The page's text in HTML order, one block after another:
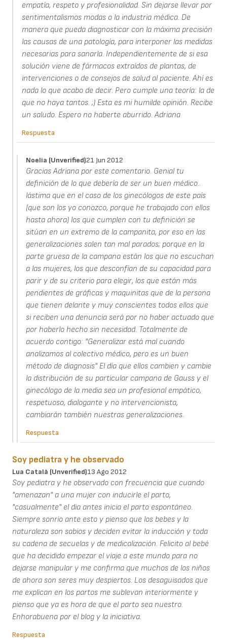
empatía, respeto y profesionalidad. Sin dejarse llevar por
sentimentalismos modas o la industria médica. De
manera que pueda diagnosticar con la máxima precisión
las causas de una patología, para interponer las medidas
necesarias para sanarla. Independientemente de si esa
solución viene de fármacos extraídos de plantas, de
intervenciones o de consejos de salud al paciente. Ahí es
nada lo que acabo de decir. Pero cumple una teoría: la de
que no haya tantos. ;) Esta es mi humilde opinión. Recibe
un saludo. Espero no haberte aburrido. Adriana
Respuesta
Noelia (unverified)21 Jun 2012
Gracias Adriana por este comentario. Genial tu
definición de lo que debería de ser un buen médico..
lástima que en el caso de los ginecólogos de este país
(que son los yo conozco, porque he trabajado con ellos
hasta ahora) los que cumplen con tu definición se
sitúan en un extremo de la campanita, por eso en las
generalizaciones salen tan mal parados; porque en la
parte gruesa de la campana están los que no escuchan
a las mujeres, los que desconfían de su capacidad para
parir y de su criterio para elegir, los que están más
pendientes de gráficas y maquinitas que de la persona
que tienen delante y muy conscientes todos ellos que
si reciben una denuncia será por no haber actuado que
por haberlo hecho sin necesidad. Totalmente de
acuerdo contigo: "Generalizar está mal cuando
analizamos al colectivo médico, pero es un buen
método de diagnosis" El día que ellos cambien y cambie
la distribución de su particular campana de Gauss y el
ginecólogo de la media sea un profesional empático,
respetuoso, dialogante y no intervencionista,
cambiarán también nuestras generalizaciones.
Respuesta
Soy pediatra y he observado
Lua Català (unverified)13 Ago 2012
Soy pediatra y he observado con frecuencia que cuando
"amenazan" a una mujer con inducirle el parto,
"casualmente" el dia antes inicia el parto espontáneo.
Siempre sonrio ante esto y pienso que los bebes y la
naturaleza son sabios y deciden evitar la inducción y toda
su cadena de secuelas y de medicalización. Felicito al bebé
que ha decidido empezar el viaje a este mundo para no
dejarse manipular y me confirma que muchos de los niños
de ahora son seres muy despiertos. Los desaguisados que
me explican en los partos me sublevan interiormente y
pienso que ya es hora de que el parto sea nuestro.
Enhorabuena por el blog y la iniciativa.
Respuesta